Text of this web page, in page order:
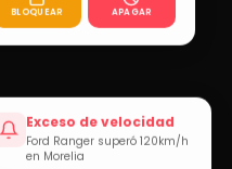
BLOQUEAR APAGAR
Exceso de velocidad
Ford Ranger superó 120km/h
en Morelia